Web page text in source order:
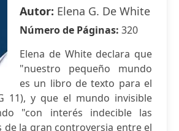
Autor: Elena G. De White
Número de Páginas: 320
Elena de White declara que
"nuestro pequeño mundo
es un libro de texto para el
11), y que el mundo invisible
"con interés indecible las
de la gran controversia entre el